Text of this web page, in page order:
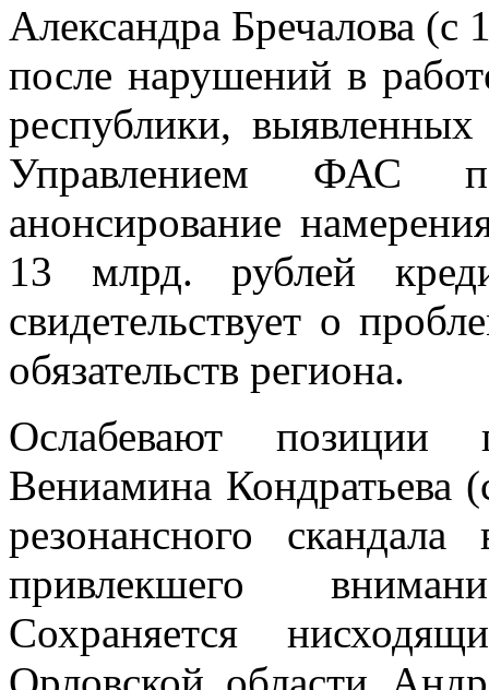
Александра Бречалова (с
после нарушений в
республики,
Управлением ФАС
анонсирование
13 млрд. рублей
свидетельствует о
обязательств региона.
Ослабевают позиции
Вениамина Кондратьева
резонансного
привлекшего
Сохраняется